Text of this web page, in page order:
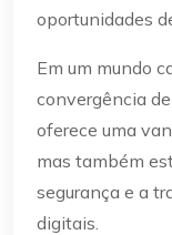
oportunidades
Em um mundo
convergência
oferece uma
mas também
segurança e a
digitais.